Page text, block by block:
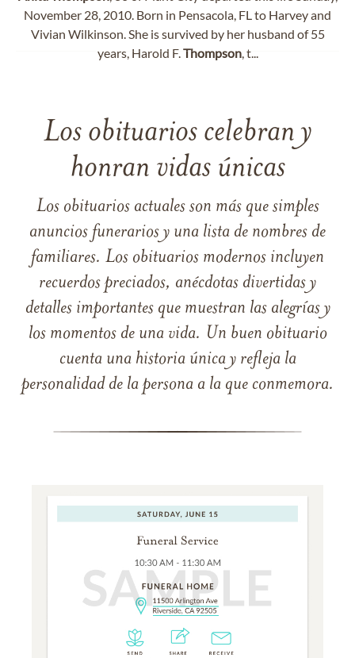
November 28, 2010. Born in Pensacola, FL to Harvey and
Vivian Wilkinson. She is survived by her husband of 55
years, Harold F.Thompson, t...
Los obituarios celebran y
honran vidas únicas
Los obituarios actuales son más que simples
anuncios funerarios y una lista de nombres de
familiares. Los obituarios modernos incluyen
recuerdos preciados, anécdotas divertidas y
detalles importantes que muestran las alegrías y
los momentos de una vida. Un buen obituario
cuenta una historia única y refleja la
personalidad de la persona a la que conmemora.